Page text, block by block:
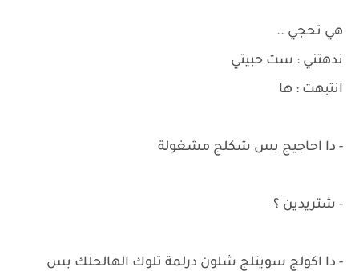
هي تحجي ..
ندهتني : ست حبيتي
انتبهت : ها
- دا احاجيج بس شكلج مشغولة
- شتريدين ؟
- دا اكولج سويتلج شلون درلمة تلوك الهالحلك بس